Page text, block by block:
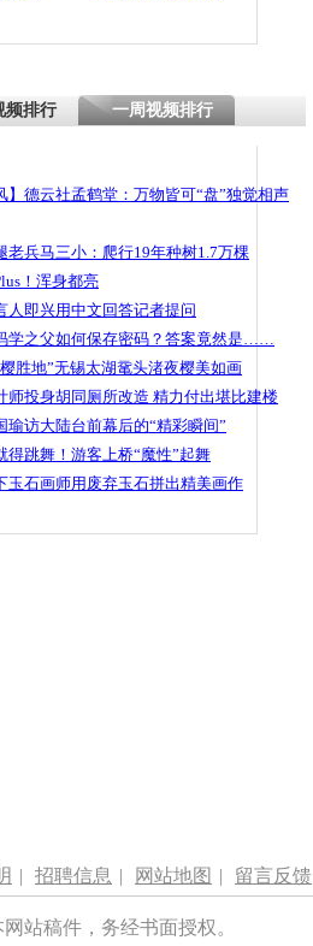
频排行 一周视频排行
】德云社孟鹤堂：万物皆可“盘”独觉相声
老兵马三小：爬行19年种树1.7万棵
！浑身都亮
人即兴用中文回答记者提问
学之父如何保存密码？答案竟然是……
胜地”无锡太湖鼋头渚夜樱美如画
师投身胡同厕所改造 精力付出堪比建楼
瑜访大陆台前幕后的“精彩瞬间”
得跳舞！游客上桥“魔性”起舞
玉石画师用废弃玉石拼出精美画作
| 招聘信息 | 网站地图 | 留言反馈
站稿件，务经书面授权。